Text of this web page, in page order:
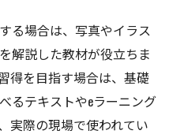
る場合は、写真やイラス
解説した教材が役立ちま
得を目指す場合は、基礎
るテキストやeラーニング
実際の現場で使われてい